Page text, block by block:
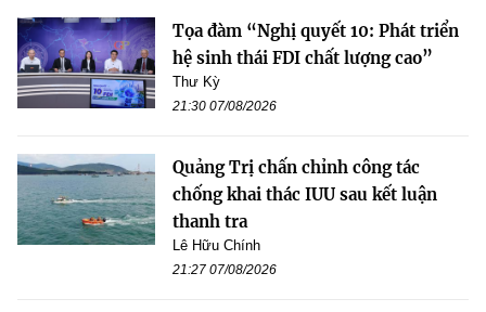
Tọa đàm “Nghị quyết 10: Phát triển
hệ sinh thái FDI chất lượng cao”
Thư Kỳ
21:30 07/08/2026
Quảng Trị chấn chỉnh công tác
chống khai thác IUU sau kết luận
thanh tra
Lê Hữu Chính
21:27 07/08/2026